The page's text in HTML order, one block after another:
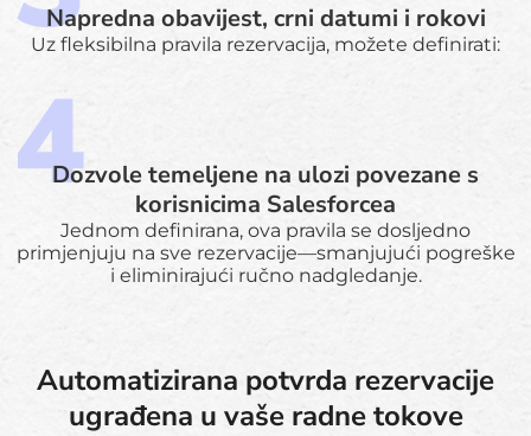
Napredna obavijest, crni datumi i rokovi
Uz fleksibilna pravila rezervacija, možete definirati:
Dozvole temeljene na ulozi povezane s
korisnicima Salesforcea
Jednom definirana, ova pravila se dosljedno
primjenjuju na sve rezervacije—smanjujući pogreške
i eliminirajući ručno nadgledanje.
Automatizirana potvrda rezervacije
ugrađena u vaše radne tokove